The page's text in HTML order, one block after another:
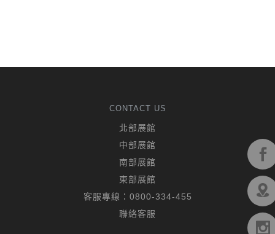
CONTACT US
北部展館
中部展館
南部展館
東部展館
客服專線： 0800-334-455
聯絡客服